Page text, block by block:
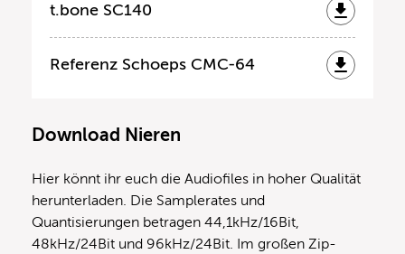
t.bone SC140
Referenz Schoeps CMC-64
Download Nieren
Hier könnt ihr euch die Audiofiles in hoher Qualität
herunterladen. Die Samplerates und
Quantisierungen betragen 44,1kHz/16Bit,
48kHz/24Bit und 96kHz/24Bit. Im großen Zip-